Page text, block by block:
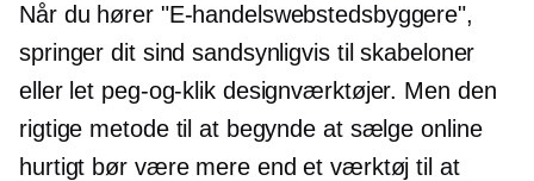
Når du hører "E-handelswebstedsbyggere",
springer dit sind sandsynligvis til skabeloner
eller let peg-og-klikdesignværktøjer. Men den
rigtige metode til at begynde at sælge online
hurtigt bør være mere end et værktøj til at